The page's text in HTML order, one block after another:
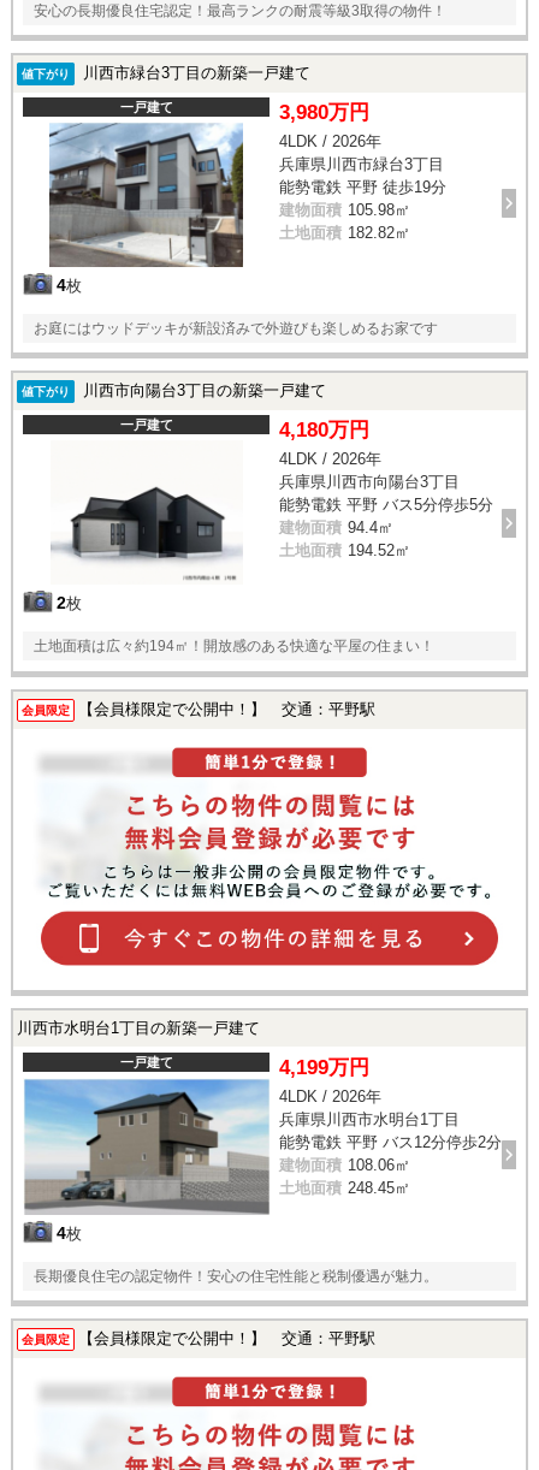
安心の長期優良住宅認定！最高ランクの耐震等級3取得の物件！
値下がり 川西市緑台3丁目の新築一戸建て
一戸建て
4枚
3,980万円
4LDK / 2026年
兵庫県川西市緑台3丁目
能勢電鉄 平野 徒歩19分
建物面積 105.98㎡
土地面積 182.82㎡
お庭にはウッドデッキが新設済みで外遊びも楽しめるお家です
値下がり 川西市向陽台3丁目の新築一戸建て
一戸建て
2枚
4,180万円
4LDK / 2026年
兵庫県川西市向陽台3丁目
能勢電鉄 平野 バス5分停歩5分
建物面積 94.4㎡
土地面積 194.52㎡
土地面積は広々約194㎡！開放感のある快適な平屋の住まい！
会員限定 【会員様限定で公開中！】 交通：平野駅
川西市水明台1丁目の新築一戸建て
一戸建て
4枚
4,199万円
4LDK / 2026年
兵庫県川西市水明台1丁目
能勢電鉄 平野 バス12分停歩2分
建物面積 108.06㎡
土地面積 248.45㎡
長期優良住宅の認定物件！安心の住宅性能と税制優遇が魅力。
会員限定 【会員様限定で公開中！】 交通：平野駅